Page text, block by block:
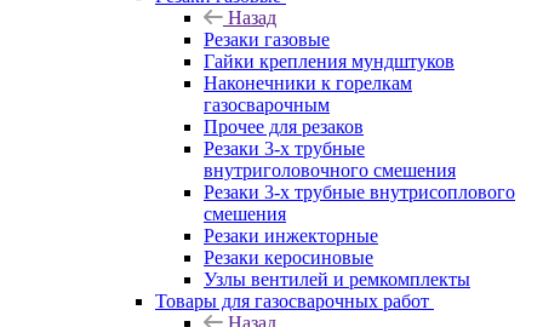
Назад
Резаки газовые
Гайки крепления мундштуков
Наконечники к горелкам
газосварочным
Прочее для резаков
Резаки 3-х трубные
внутриголовочного смешения
Резаки 3-х трубные внутрисоплового
смешения
Резаки инжекторные
Резаки керосиновые
Узлы вентилей и ремкомплекты
Товары для газосварочных работ
Назад